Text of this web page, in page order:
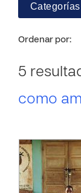
Categorías
Ordenar por:
5
como